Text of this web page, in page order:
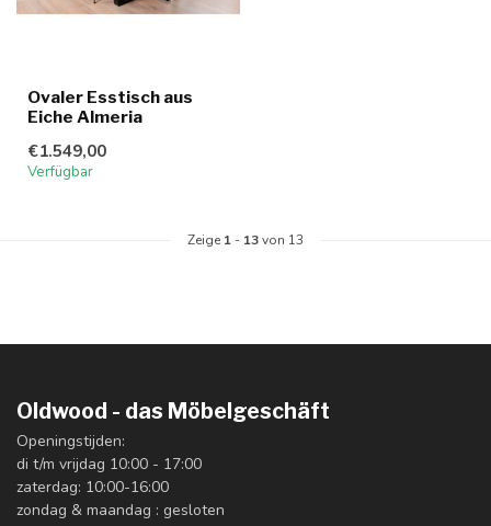
Ovaler Esstisch aus
Eiche Almeria
€1.549,00
Verfügbar
Zeige 1 - 13von 13
Oldwood - das Möbelgeschäft
Openingstijden:
di t/m vrijdag 10:00 - 17:00
zaterdag: 10:00-16:00
zondag & maandag : gesloten